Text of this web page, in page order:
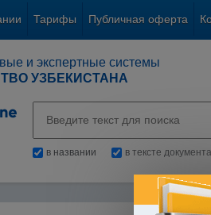
Тарифы Публичная оферта
и экспертные системы
УЗБЕКИСТАНА
в названии в тексте документа